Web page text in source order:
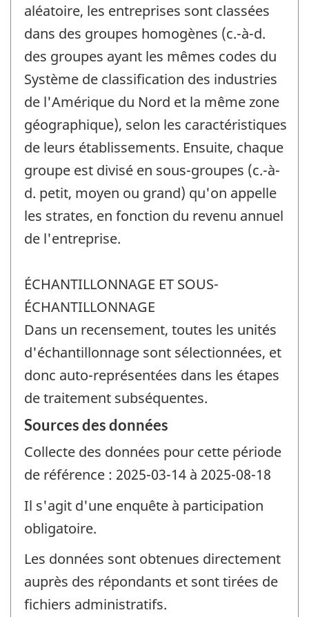
aléatoire, les entreprises sont classées
dans des groupes homogènes (c.-à-d.
des groupes ayant les mêmes codes du
Système de classification des industries
de l'Amérique du Nord et la même zone
géographique), selon les caractéristiques
de leurs établissements. Ensuite, chaque
groupe est divisé en sous-groupes (c.-à-
d. petit, moyen ou grand) qu'on appelle
les strates, en fonction du revenu annuel
de l'entreprise.
ÉCHANTILLONNAGE ET SOUS-
ÉCHANTILLONNAGE
Dans un recensement, toutes les unités
d'échantillonnage sont sélectionnées, et
donc auto-représentées dans les étapes
de traitement subséquentes.
Sources des données
Collecte des données pour cette période
de référence : 2025-03-14 à 2025-08-18
Il s'agit d'une enquête à participation
obligatoire.
Les données sont obtenues directement
auprès des répondants et sont tirées de
fichiers administratifs.